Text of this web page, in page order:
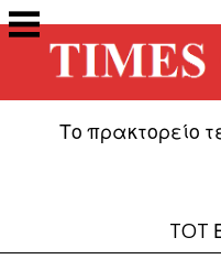
Μετάβαση
στο
περιεχόμενο
Το πρακτορείο
TOT